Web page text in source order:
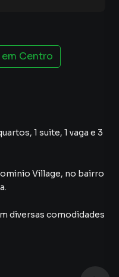
Centro
1 suite, 1 vaga e 3
Village, no bairro
.
diversas comodidades